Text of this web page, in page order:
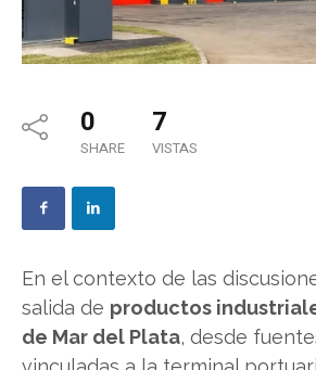
0
SHARE
7
VISTAS
En el contexto de las
salida de productos
de Mar del Plata, desde